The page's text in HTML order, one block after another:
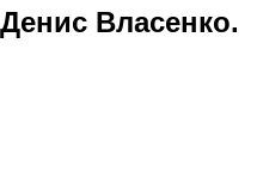
Денис Власенко.